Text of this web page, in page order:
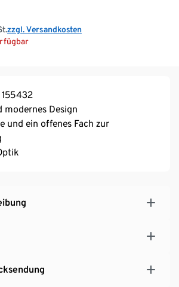
zzgl. Versandkosten
modernes Design
und ein offenes Fach zur